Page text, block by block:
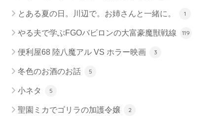
とある夏の日。川辺で。お姉さんと一緒に。 1
やる夫で学ぶFGOバビロンの大富豪魔獣戦線 119
便利屋68 陸八魔アル VS ホラー映画 3
冬色のお酒のお話 5
小ネタ 5
聖園ミカでゴリラの加護令嬢 2